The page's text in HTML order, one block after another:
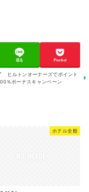
送る Pocket
ヒルトンオーナーズでポイント
％ボーナスキャンペーン
ホテル全般